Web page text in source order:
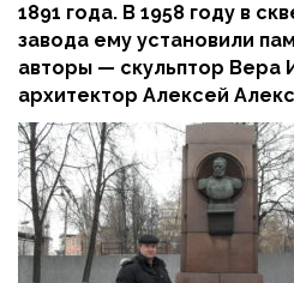
1891 года. В 1958 году в
завода ему установили
авторы — скульптор Вера
архитектор Алексей